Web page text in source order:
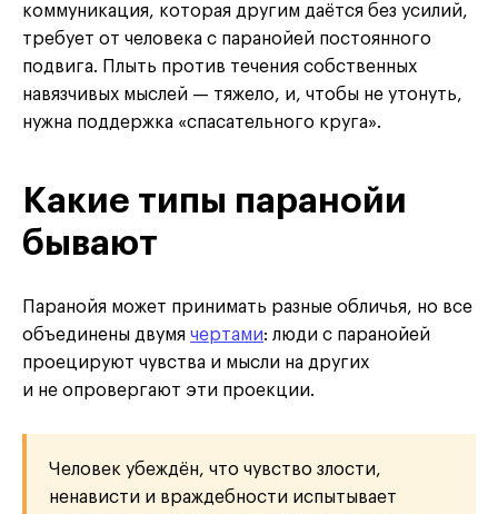
коммуникация, которая другим даётся без усилий,
требует от человека с паранойей постоянного
подвига. Плыть против течения собственных
навязчивых мыслей — тяжело, и, чтобы не утонуть,
нужна поддержка «спасательного круга».
Какие типы паранойи
бывают
Паранойя может принимать разные обличья, но все
объединены двумя чертами: люди с паранойей
проецируют чувства и мысли на других
и не опровергают эти проекции.
Человек убеждён, что чувство злости,
ненависти и враждебности испытывает